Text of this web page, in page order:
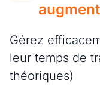
Gérez
leur temps de
théoriques)